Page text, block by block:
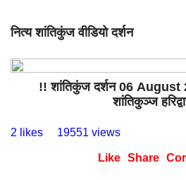
नित्य शांतिकुंज वीडियो दर्शन
!! शांतिकुंज दर्शन 06 August
शांतिकुञ्ज
2 likes 19551 views
Like Share